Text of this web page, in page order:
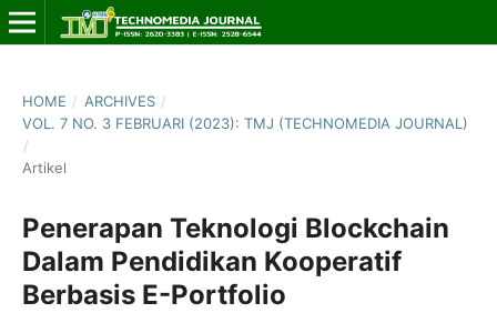
HOME / ARCHIVES /
VOL. 7 NO. 3 FEBRUARI (2023): TMJ (TECHNOMEDIA JOURNAL)
/
Artikel
Penerapan Teknologi Blockchain
Dalam Pendidikan Kooperatif
Berbasis E-Portfolio